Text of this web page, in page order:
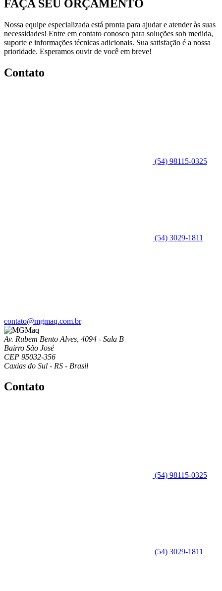
FAÇA SEU ORÇAMENTO
Nossa equipe especializada está pronta para ajudar e atender às suas
necessidades! Entre em contato conosco para soluções sob medida,
suporte e informações técnicas adicionais. Sua satisfação é a nossa
prioridade. Esperamos ouvir de você em breve!
Contato
(54) 98115-0325
(54) 3029-1811
contato@mgmaq.com.br
Av. Rubem Bento Alves, 4094 - Sala B
Bairro São José
CEP 95032-356
Caxias do Sul - RS - Brasil
Contato
(54) 98115-0325
(54) 3029-1811